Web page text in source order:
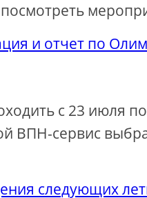
и отчет по
с 23 июля по
ВПН-сервис
следующих